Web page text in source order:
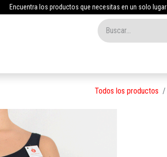
Encuentra los productos que necesitas en un solo lugar
Todos los productos